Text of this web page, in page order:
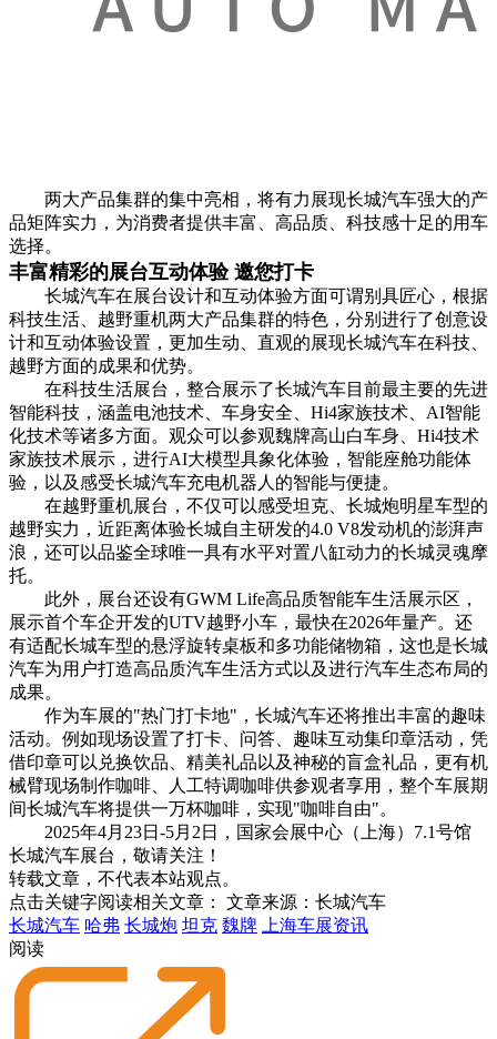
两大产品集群的集中亮相，将有力展现长城汽车强大的产
品矩阵实力，为消费者提供丰富、高品质、科技感十足的用车
选择。
丰富精彩的展台互动体验 邀您打卡
长城汽车在展台设计和互动体验方面可谓别具匠心，根据
科技生活、越野重机两大产品集群的特色，分别进行了创意设
计和互动体验设置，更加生动、直观的展现长城汽车在科技、
越野方面的成果和优势。
在科技生活展台，整合展示了长城汽车目前最主要的先进
智能科技，涵盖电池技术、车身安全、Hi4家族技术、AI智能
化技术等诸多方面。观众可以参观魏牌高山白车身、Hi4技术
家族技术展示，进行AI大模型具象化体验，智能座舱功能体
验，以及感受长城汽车充电机器人的智能与便捷。
在越野重机展台，不仅可以感受坦克、长城炮明星车型的
越野实力，近距离体验长城自主研发的4.0 V8发动机的澎湃声
浪，还可以品鉴全球唯一具有水平对置八缸动力的长城灵魂摩
托。
此外，展台还设有GWM Life高品质智能车生活展示区，
展示首个车企开发的UTV越野小车，最快在2026年量产。还
有适配长城车型的悬浮旋转桌板和多功能储物箱，这也是长城
汽车为用户打造高品质汽车生活方式以及进行汽车生态布局的
成果。
作为车展的"热门打卡地"，长城汽车还将推出丰富的趣味
活动。例如现场设置了打卡、问答、趣味互动集印章活动，凭
借印章可以兑换饮品、精美礼品以及神秘的盲盒礼品，更有机
械臂现场制作咖啡、人工特调咖啡供参观者享用，整个车展期
间长城汽车将提供一万杯咖啡，实现"咖啡自由"。
2025年4月23日-5月2日，国家会展中心（上海）7.1号馆
长城汽车展台，敬请关注！
转载文章，不代表本站观点。
点击关键字阅读相关文章：
文章来源：长城汽车
长城汽车 哈弗 长城炮 坦克 魏牌
上海车展资讯
阅读